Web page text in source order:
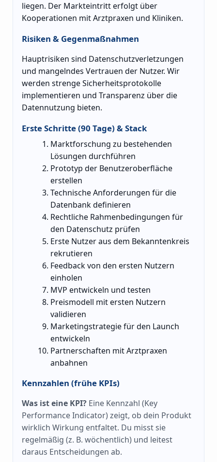
liegen. Der Markteintritt erfolgt über
Kooperationen mit Arztpraxen und Kliniken.
Risiken & Gegenmaßnahmen
Hauptrisiken sind Datenschutzverletzungen
und mangelndes Vertrauen der Nutzer. Wir
werden strenge Sicherheitsprotokolle
implementieren und Transparenz über die
Datennutzung bieten.
Erste Schritte (90 Tage) & Stack
Marktforschung zu bestehenden
Lösungen durchführen
Prototyp der Benutzeroberfläche
erstellen
Technische Anforderungen für die
Datenbank definieren
Rechtliche Rahmenbedingungen für
den Datenschutz prüfen
Erste Nutzer aus dem Bekanntenkreis
rekrutieren
Feedback von den ersten Nutzern
einholen
MVP entwickeln und testen
Preismodell mit ersten Nutzern
validieren
Marketingstrategie für den Launch
entwickeln
Partnerschaften mit Arztpraxen
anbahnen
Kennzahlen (frühe KPIs)
Was ist eine KPI? Eine Kennzahl (Key
Performance Indicator) zeigt, ob dein Produkt
wirklich Wirkung entfaltet. Du misst sie
regelmäßig (z. B. wöchentlich) und leitest
daraus Entscheidungen ab.